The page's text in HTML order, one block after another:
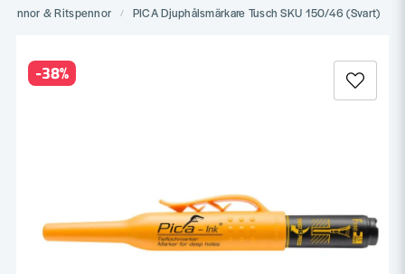
& Ritspennor PICA Djuphålsmärkare Tusch SKU 150/46 (Svart)
-38%